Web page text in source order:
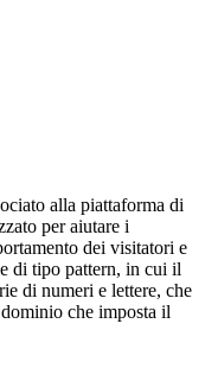
alla piattaforma di
per aiutare i
dei visitatori e
di tipo pattern, in cui il
di numeri e lettere, che
che imposta il